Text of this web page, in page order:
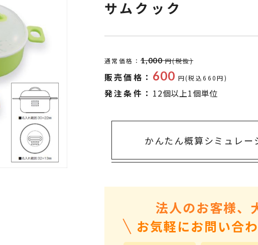
食品・スイーツ
タオル・ハンカチ
傘・レイングッズ
UVケア
バッグ&ポーチ
キャラクター雑貨
すべてのカテゴリ
251～300円
501～1,000円
1,000～2,000円
2,000～3,000円
安
イ
粗
入
自
サムクック
通常価格： 1,000 円(税抜)
販売価格： 600 円(税込660円)
発注条件： 12個以上1個単位
かんたん概算シミュレー
法人のお客様、
お気軽にお問い合